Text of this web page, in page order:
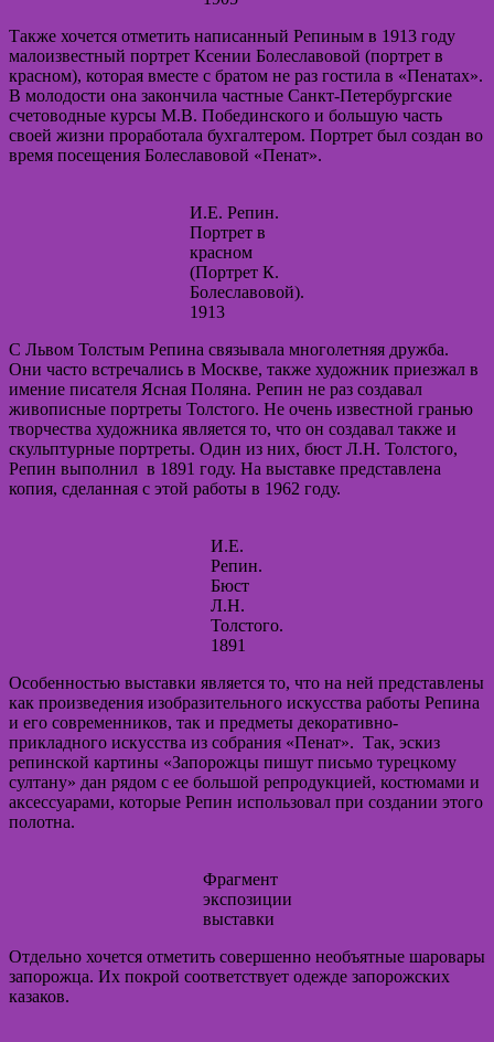
Также хочется отметить написанный Репиным в 1913 году
малоизвестный портрет Ксении Болеславовой (портрет в
красном), которая вместе с братом не раз гостила в «Пенатах».
В молодости она закончила частные Санкт-Петербургские
счетоводные курсы М.В. Побединского и большую часть
своей жизни проработала бухгалтером. Портрет был создан во
время посещения Болеславовой «Пенат».
И.Е. Репин.
Портрет в
красном
(Портрет К.
Болеславовой).
1913
С Львом Толстым Репина связывала многолетняя дружба.
Они часто встречались в Москве, также художник приезжал в
имение писателя Ясная Поляна. Репин не раз создавал
живописные портреты Толстого. Не очень известной гранью
творчества художника является то, что он создавал также и
скульптурные портреты. Один из них, бюст Л.Н. Толстого,
Репин выполнил в 1891 году. На выставке представлена
копия, сделанная с этой работы в 1962 году.
И.Е.
Репин.
Бюст
Л.Н.
Толстого.
1891
Особенностью выставки является то, что на ней представлены
как произведения изобразительного искусства работы Репина
и его современников, так и предметы декоративно-
прикладного искусства из собрания «Пенат». Так, эскиз
репинской картины «Запорожцы пишут письмо турецкому
султану» дан рядом с ее большой репродукцией, костюмами и
аксессуарами, которые Репин использовал при создании этого
полотна.
Фрагмент
экспозиции
выставки
Отдельно хочется отметить совершенно необъятные шаровары
запорожца. Их покрой соответствует одежде запорожских
казаков.